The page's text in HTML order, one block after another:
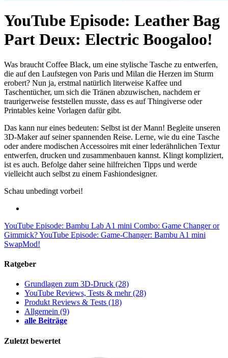
YouTube Episode: Leather Bag
Part Deux: Electric Boogaloo!
Was braucht Coffee Black, um eine stylische Tasche zu entwerfen,
die auf den Laufstegen von Paris und Milan die Herzen im Sturm
erobert? Nun ja, erstmal natürlich literweise Kaffee und
Taschentücher, um sich die Tränen abzuwischen, nachdem er
traurigerweise feststellen musste, dass es auf Thingiverse oder
Printables keine Vorlagen dafür gibt.
Das kann nur eines bedeuten: Selbst ist der Mann! Begleite unseren
3D-Maker auf seiner spannenden Reise. Lerne, wie du eine Tasche
oder andere modischen Accessoires mit einer lederähnlichen Textur
entwerfen, drucken und zusammenbauen kannst. Klingt kompliziert,
ist es auch. Befolge daher seine hilfreichen Tipps und werde
vielleicht auch selbst zu einem Fashiondesigner.
Schau unbedingt vorbei!
YouTube Episode: Bambu Lab A1 mini Combo: Game Changer or
Gimmick?YouTube Episode: Game-Changer: Bambu A1 mini
SwapMod!
Ratgeber
Grundlagen zum 3D-Druck (28)
YouTube Reviews, Tests & mehr(28)
Produkt Reviews & Tests (18)
Allgemein (9)
alle Beiträge
Zuletzt bewertet